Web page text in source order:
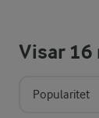
Visar16
Popularitet